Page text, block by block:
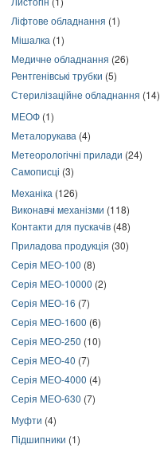
Ліфтове обладнання (1)
Мішалка (1)
Медичне обладнання (26)
Рентгенівські трубки (5)
Стерилізаційне обладнання (14)
МЕОФ (1)
Металорукава (4)
Метеорологічні прилади (24)
Самописці (3)
Механіка (126)
Виконавчі механізми (118)
Контакти для пускачів (48)
Приладова продукція (30)
Серія МЕО-100 (8)
Серія МЕО-10000 (2)
Серія МЕО-16 (7)
Серія МЕО-1600 (6)
Серія МЕО-250 (10)
Серія МЕО-40 (7)
Серія МЕО-4000 (4)
Серія МЕО-630 (7)
Муфти (4)
Підшипники (1)